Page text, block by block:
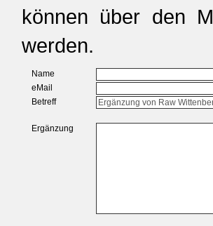
können über den
werden.
Name
eMail
Betreff
Ergänzung